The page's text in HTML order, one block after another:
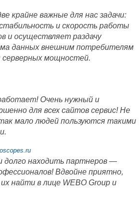
крайне важные для нас задачи:
и скорость работы
и осуществляет раздачу
данных внешним потребителям
серверных мощностей.
Очень нужный и
для всех сайтов сервис! Не
мало людей пользуются такими
долго находить партнеров —
Вдвойне приятно,
найти в лице WEBO Group и